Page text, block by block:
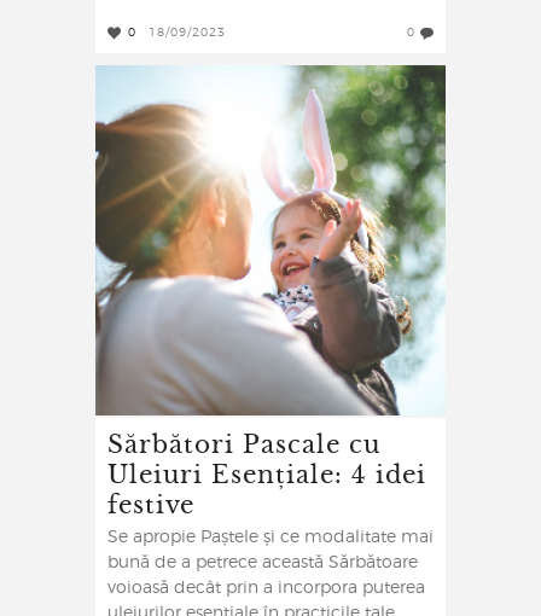
0 18/09/2023 0
Sărbători Pascale cu
Uleiuri Esențiale: 4 idei
festive
Se apropie Paștele și ce modalitate mai
bună de a petrece această Sărbătoare
voioasă decât prin a incorpora puterea